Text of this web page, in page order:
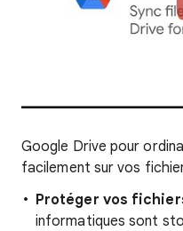
Google Drive pour
facilement sur vos
Protéger vos
informatiques sont